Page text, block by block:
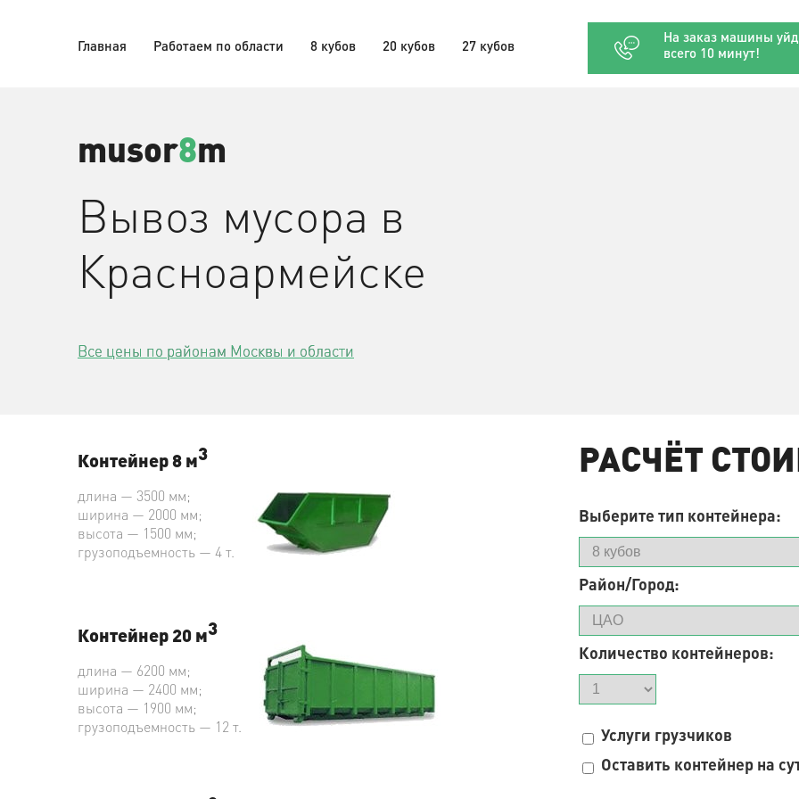
Главная Работаем по области 8 кубов 20 кубов 27 кубов
На заказ машины
всего 10 минут!
musor8m
Вывоз мусора в
Красноармейске
Все цены по районам Москвы и области
Контейнер 8 м3
длина — 3500 мм;
ширина — 2000 мм;
высота — 1500 мм;
грузоподъемность — 4 т.
Контейнер 20 м3
длина — 6200 мм;
ширина — 2400 мм;
высота — 1900 мм;
грузоподъемность — 12 т.
РАСЧЁТ
Выберите тип контейнера:
Район/Город:
Количество контейнеров:
Услуги грузчиков
Оставить контейнер на